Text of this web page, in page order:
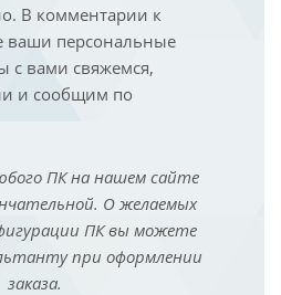
В комментарии к
ваши персональные
с вами свяжемся,
и сообщим по
ПК на нашем сайте
О желаемых
ПК вы можете
при оформлении
заказа.